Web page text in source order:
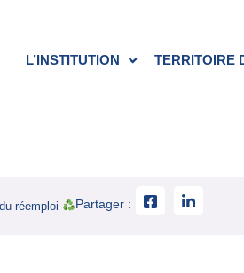
L’INSTITUTION TERRITOIRE
réemploi Partager :